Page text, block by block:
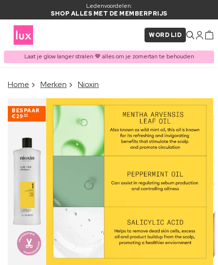
Ledenvoordelen:
SHOP ALLES MET DE MEMBERPRIJS
WORD LID
Laat je glow langer stralen 🤎 alles om je zomertan te behouden
ITEM TOEGEVOEGD AAN
WINKELMAND
Home Merken Nioxin
BESPAAR
€29 60